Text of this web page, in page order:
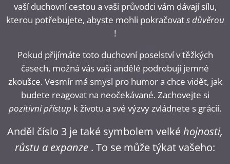
vaší duchovní cestou a vaši průvodci vám dávají sílu,
kterou potřebujete, abyste mohli pokračovats důvěrou
!
Pokud přijímáte toto duchovní poselství v těžkých
časech, možná vás vaši andělé podrobují jemné
zkoušce. Vesmír má smysl pro humor a chce vidět, jak
budete reagovat na neočekávané. Zachovejte si
pozitivní přístup k životu a své výzvy zvládnete s grácií.
Anděl číslo 3 je také symbolem velkéhojnosti,
růstu a expanze . To se může týkat vašeho: